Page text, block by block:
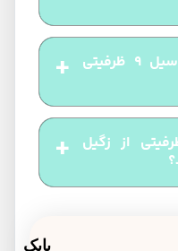
۹ ظرفیتی معمولا شامل سه
دوز اول و دوز
شود.
چه زمانی اثر واکسن گارداسیل ۹ ظرفیتی
۹ ظرفیتی معمولا پس از
به دست می۹ ظرفیتی از زگیل